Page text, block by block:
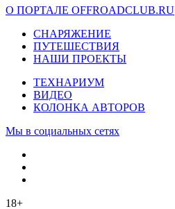
О ПОРТАЛЕ OFFROADCLUB.RU
СНАРЯЖЕНИЕ
ПУТЕШЕСТВИЯ
НАШИ ПРОЕКТЫ
ТЕХНАРИУМ
ВИДЕО
КОЛОНКА АВТОРОВ
Мы в социальных сетях
18+